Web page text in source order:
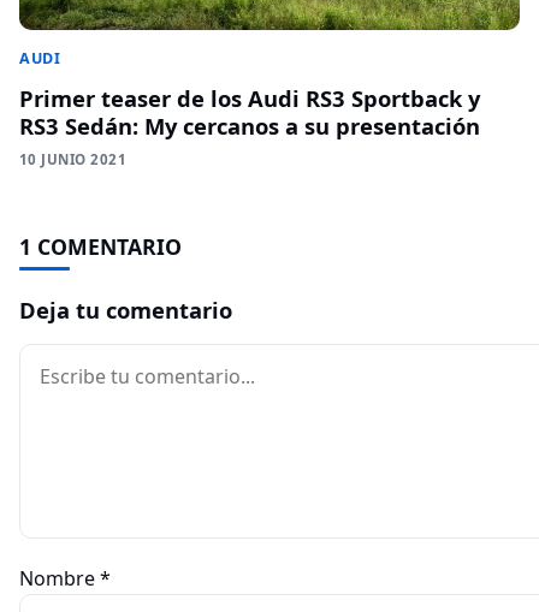
AUDI
Primer teaser de los Audi RS3 Sportback y
RS3 Sedán: My cercanos a su presentación
10 JUNIO 2021
1 COMENTARIO
Deja tu comentario
Comentario
Nombre*